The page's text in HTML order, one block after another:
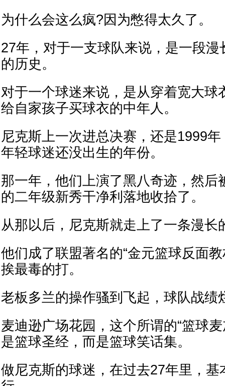
为什么会这么疯?因为憋得太久了。
27年，对于一支球队来说，是一段漫
的历史。
对于一个球迷来说，是从穿着宽大球
给自家孩子买球衣的中年人。
尼克斯上一次进总决赛，还是1999
年轻球迷还没出生的年份。
那一年，他们上演了黑八奇迹，然后
的二年级新秀干净利落地收拾了。
从那以后，尼克斯就走上了一条漫长
他们成了联盟著名的“金元篮球反面
挨最毒的打。
老板多兰的操作骚到飞起，球队战绩
麦迪逊广场花园，这个所谓的“篮球
是篮球圣经，而是篮球笑话集。
做尼克斯的球迷，在过去27年里，基